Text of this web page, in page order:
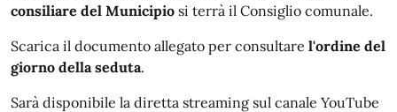
consiliare del Municipio si terrà il Consiglio comunale.
Scarica il documento allegato per consultare l'ordine del
giorno della seduta.
Sarà disponibile la diretta streaming sul canale YouTube